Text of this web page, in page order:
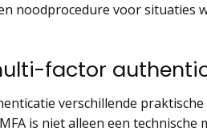
noodprocedure voor
factor
verschillende
is niet alleen een